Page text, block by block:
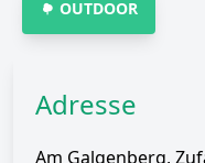
OUTDOOR
Adresse
Am Galgenberg,